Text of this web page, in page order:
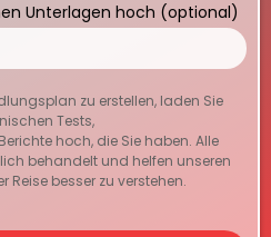
Unterlagen hoch (optional)
zu erstellen, laden Sie
Tests,
hoch, die Sie haben. Alle
behandelt und helfen unseren
Reise besser zu verstehen.